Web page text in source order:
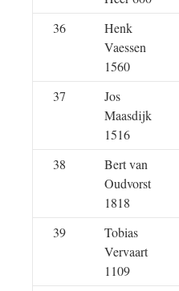
36
Henk
Vaessen
1560
37
Jos
Maasdijk
1516
38
Bert van
Oudvorst
1818
39
Tobias
Vervaart
1109